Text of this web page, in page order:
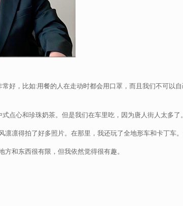
好，比如:用餐的人在走动时都会用口罩，而且我们不可以
点心和珍珠奶茶。但是我们在车里吃，因为唐人街人太多了。
得拍了好多照片。在那里，我还玩了全地形车和卡丁车。
和东西很有限，但我依然觉得很有趣。